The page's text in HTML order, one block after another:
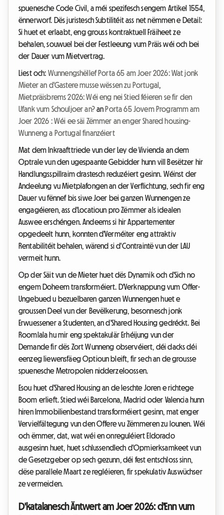
spuenesche Code Civil, a méi spezifesch sengem Artikel 1554,
ënnerworf. Dës juristesch Subtilitéit ass net nëmmen e Detail:
Si huet et erlaabt, eng grouss kontraktuell Fräiheet ze
behalen, souwuel bei der Festleeung vum Präis wéi och bei
der Dauer vum Mietvertrag.
Liest och: Wunnengshëllef Porta 65 am Joer 2026: Wat jonk
Mieter an d'Gastere musse wëssen zu Portugal ,
Mietpräisbrems 2026: Wéi eng nei Stied féieren se fir den
Ufank vum Schouljoer an?an Porta 65 Jovem Programm am
Joer 2026 : Wéi ee säi Zëmmer an enger Shared housing-
Wunneng a Portugal finanzéiert
Mat dem Inkraafttriede vun der Ley de Vivienda an dem
Optrale vun den ugespaante Gebidder hunn vill Besëtzer hir
Handlungsspillraim drastesch reduzéiert gesinn. Wéinst der
Andeelung vu Mietplafongen an der Verflichtung, sech fir eng
Dauer vu fënnef bis siwe Joer bei ganzen Wunnengen ze
engagéieren, ass d'Locatioun pro Zëmmer als idealen
Auswee erschéngen. Andeems si hir Appartementer
opgedeelt hunn, konnten d'Verméiter eng attraktiv
Rentabilitéit behalen, wärend si d'Contraintë vun der LAU
vermeit hunn.
Op der Säit vun de Mieter huet dës Dynamik och d'Sich no
engem Doheem transforméiert. D'Verknappung vum Offer-
Ungebued u bezuelbaren ganzen Wunnengen huet e
groussen Deel vun der Bevëlkerung, besonnesch jonk
Erwuessener a Studenten, an d'Shared Housing gedréckt. Bei
Roomlala hu mir eng spektakulär Erhéijung vun der
Demande fir dës Zort Wunneng observéiert, déi dacks déi
eenzeg liewensfäeg Optioun bleift, fir sech an de grousse
spuenesche Metropolen nidderzeloossen.
Esou huet d'Shared Housing an de leschte Joren e richtege
Boom erlieft. Stied wéi Barcelona, Madrid oder Valencia hunn
hiren Immobilienbestand transforméiert gesinn, mat enger
Vervielfältegung vun den Offere vu Zëmmeren zu lounen. Wéi
och ëmmer, dat, wat wéi en onreguléiert Eldorado
ausgesinn huet, huet schlussendlech d'Opmierksamkeet vun
de Gesetzgeber op sech gezunn, déi fest entschloss sinn,
dëse parallele Maart ze regléieren, fir spekulativ Auswüchser
ze vermeiden.
D'katalanesch Äntwert am Joer 2026: d'Enn vum